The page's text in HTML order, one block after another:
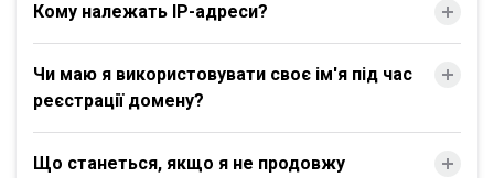
Кому належать IP-адреси?
Чи маю я використовувати своє ім'я під час
реєстрації домену?
Що станеться, якщо я не продовжу